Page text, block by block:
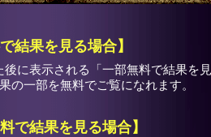
結果を見る場合】
後に表示される「一部無料で結果を
の一部を無料でご覧になれます。
で結果を見る場合】